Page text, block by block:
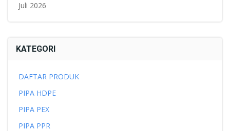
Juli 2026
KATEGORI
DAFTAR PRODUK
PIPA HDPE
PIPA PEX
PIPA PPR